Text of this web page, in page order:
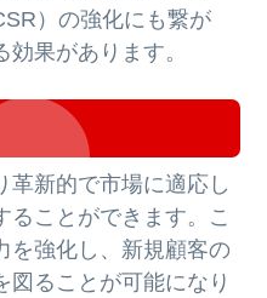
）の強化にも繋が
果があります。
革新的で市場に適応し
ることができます。こ
を強化し、新規顧客の
図ることが可能になり